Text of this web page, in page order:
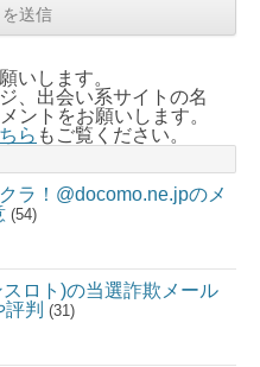
いします。
、出会い系サイトの名
ントをお願いします。
ら もご覧ください。
ラ！@docomo.ne.jpのメ
(54)
ロト)の当選詐欺メール
判 (31)